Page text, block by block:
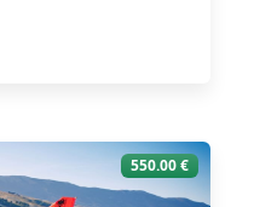
550.00 €